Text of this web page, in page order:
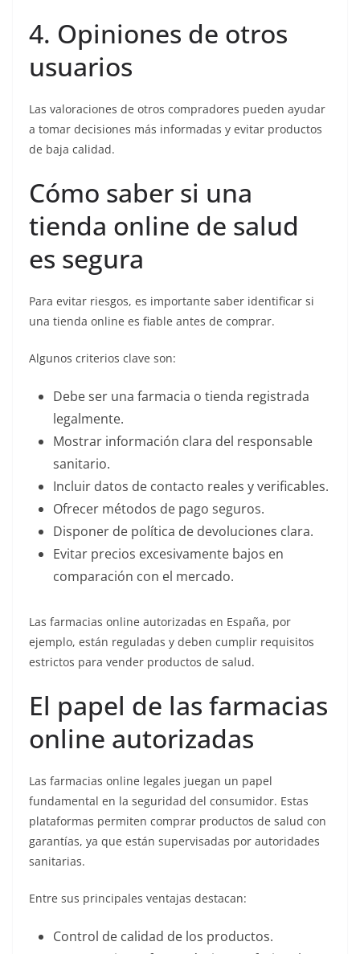
4. Opiniones de otros
usuarios
Las valoraciones de otros compradores pueden ayudar
a tomar decisiones más informadas y evitar productos
de baja calidad.
Cómo saber si una
tienda online de salud
es segura
Para evitar riesgos, es importante saber identificar si
una tienda online es fiable antes de comprar.
Algunos criterios clave son:
Debe ser una farmacia o tienda registrada
legalmente.
Mostrar información clara del responsable
sanitario.
Incluir datos de contacto reales y verificables.
Ofrecer métodos de pago seguros.
Disponer de política de devoluciones clara.
Evitar precios excesivamente bajos en
comparación con el mercado.
Las farmacias online autorizadas en España, por
ejemplo, están reguladas y deben cumplir requisitos
estrictos para vender productos de salud.
El papel de las farmacias
online autorizadas
Las farmacias online legales juegan un papel
fundamental en la seguridad del consumidor. Estas
plataformas permiten comprar productos de salud con
garantías, ya que están supervisadas por autoridades
sanitarias.
Entre sus principales ventajas destacan:
Control de calidad de los productos.